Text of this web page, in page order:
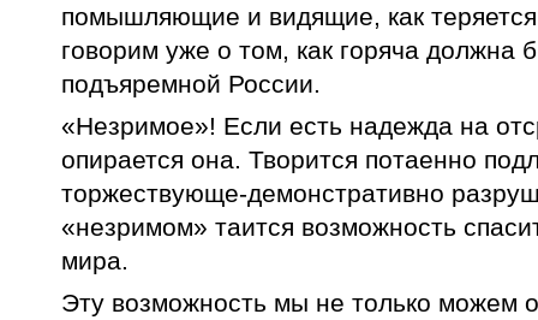
помышляющие и видящие, как
говорим уже о том, как горяча должна
подъяремной России.
«Незримое»! Если есть надежда на
опирается она. Творится потаенно
торжествующе-демонстративно
«незримом» таится возможность
мира.
Эту возможность мы не только можем